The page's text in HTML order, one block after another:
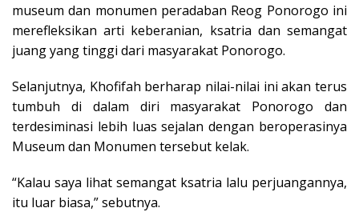
museum dan monumen peradaban Reog Ponorogo ini
merefleksikan arti keberanian, ksatria dan semangat
juang yang tinggi dari masyarakat Ponorogo.
Selanjutnya, Khofifah berharap nilai-nilai ini akan terus
tumbuh di dalam diri masyarakat Ponorogo dan
terdesiminasi lebih luas sejalan dengan beroperasinya
Museum dan Monumen tersebut kelak.
“Kalau saya lihat semangat ksatria lalu perjuangannya,
itu luar biasa,” sebutnya.